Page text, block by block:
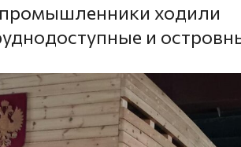
промышленники ходили
и